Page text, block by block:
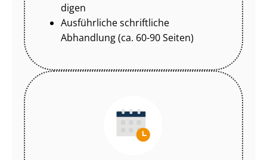
di­gen
Ausführliche schriftliche
Abhandlung (ca. 60-90 Seiten)